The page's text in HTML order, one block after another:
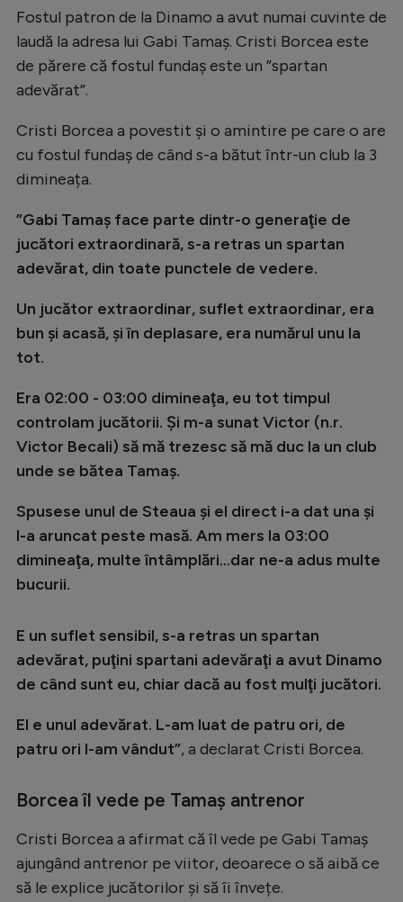
Stranieri
Clasamente
Tenis
Natație
Formula 1
Gimnastică
Auto
Ciclism
Alte sporturi
JO 2024
Creează cont
Fostul patron de la Dinamo a avut numai cuvinte de
laudă la adresa lui Gabi Tamaș. Cristi Borcea este
de părere că fostul fundaș este un ”spartan
adevărat”.
Cristi Borcea a povestit și o amintire pe care o are
cu fostul fundaș de când s-a bătut într-un club la 3
dimineața.
”Gabi Tamaş face parte dintr-o generaţie de
jucători extraordinară, s-a retras un spartan
adevărat, din toate punctele de vedere.
Un jucător extraordinar, suflet extraordinar, era
bun şi acasă, şi în deplasare, era numărul unu la
tot.
Era 02:00 - 03:00 dimineaţa, eu tot timpul
controlam jucătorii. Şi m-a sunat Victor (n.r.
Victor Becali) să mă trezesc să mă duc la un club
unde se bătea Tamaş.
Spusese unul de Steaua şi el direct i-a dat una şi
l-a aruncat peste masă. Am mers la 03:00
dimineaţa, multe întâmplări…dar ne-a adus multe
bucurii.
E un suflet sensibil, s-a retras un spartan
adevărat, puţini spartani adevăraţi a avut Dinamo
de când sunt eu, chiar dacă au fost mulţi jucători.
El e unul adevărat. L-am luat de patru ori, de
patru ori l-am vândut”, a declarat Cristi Borcea.
Borcea îl vede pe Tamaș antrenor
Cristi Borcea a afirmat că îl vede pe Gabi Tamaș
ajungând antrenor pe viitor, deoarece o să aibă ce
să le explice jucătorilor și să îi învețe.